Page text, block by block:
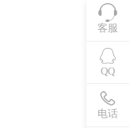
客服
QQ
电话